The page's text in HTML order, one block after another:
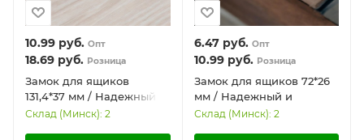
10.99 руб. Опт
18.69 руб. Розница
Замок для ящиков
131,4*37 мм / Надежный и
долговечный
Склад (Минск): 2
6.47руб. Опт
10.99руб. Розница
Замок для ящиков 72*26
мм / Надежный и
долговечный
Склад (Минск): 2